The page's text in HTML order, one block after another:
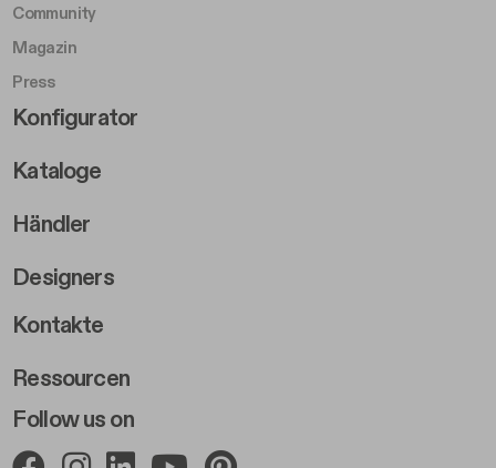
Follow us on
Community
Magazin
Press
Footer Right Middle B
Konfigurator
Kataloge
Händler
Designers
Footer Right 2
Kontakte
Ressourcen